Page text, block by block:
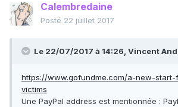
Calembredaine
Posté 22 juillet 2017
Le 22/07/2017 à 14:26, Vincent
https://www.gofundme.com/a-new-start-
victims
Une PayPal address est mentionnée :